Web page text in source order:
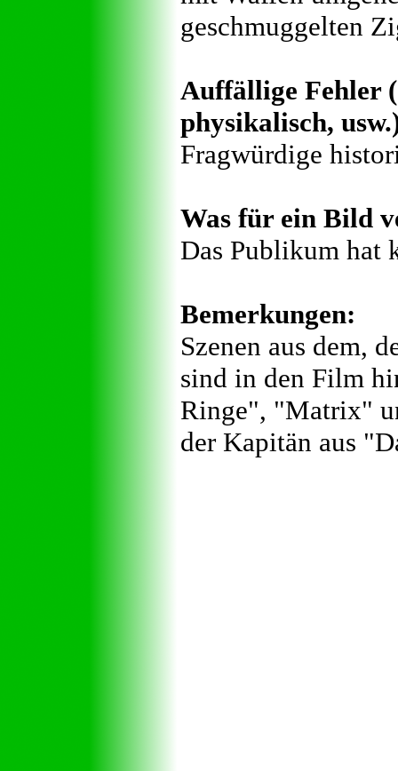
geschmuggelten
Auffällige Fehler
physikalisch,
Fragwürdige
Was für ein Bild
Das Publikum hat
Bemerkungen:
Szenen aus dem,
sind in den Film
Ringe", "Matrix"
der Kapitän aus